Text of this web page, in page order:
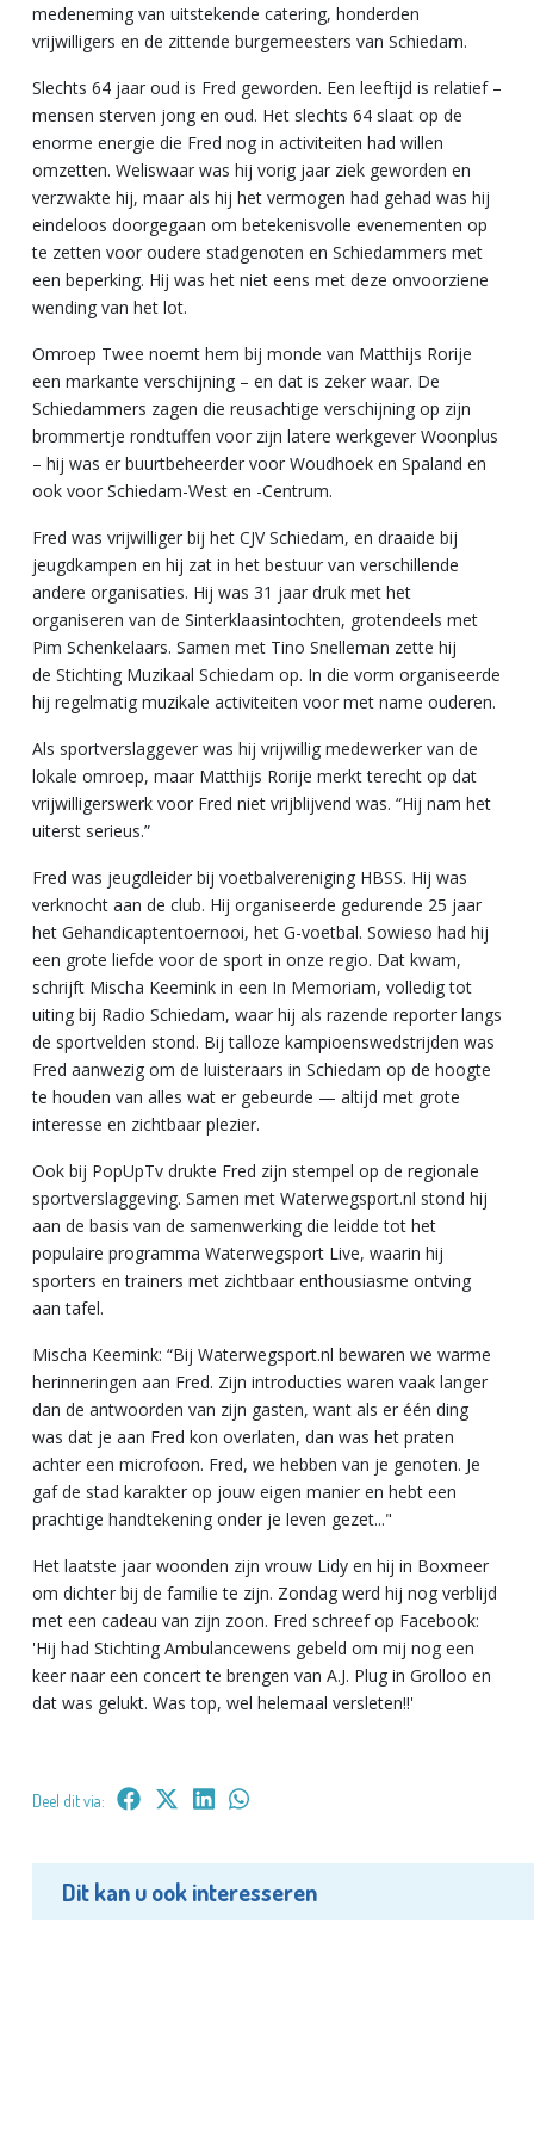
medeneming van uitstekende catering, honderden
vrijwilligers en de zittende burgemeesters van Schiedam.
Slechts 64 jaar oud is Fred geworden. Een leeftijd is relatief –
mensen sterven jong en oud. Het slechts 64 slaat op de
enorme energie die Fred nog in activiteiten had willen
omzetten. Weliswaar was hij vorig jaar ziek geworden en
verzwakte hij, maar als hij het vermogen had gehad was hij
eindeloos doorgegaan om betekenisvolle evenementen op
te zetten voor oudere stadgenoten en Schiedammers met
een beperking. Hij was het niet eens met deze onvoorziene
wending van het lot.
Omroep Twee noemt hem bij monde van Matthijs Rorije
een markante verschijning – en dat is zeker waar. De
Schiedammers zagen die reusachtige verschijning op zijn
brommertje rondtuffen voor zijn latere werkgever Woonplus
– hij was er buurtbeheerder voor Woudhoek en Spaland en
ook voor Schiedam-West en -Centrum.
Fred was vrijwilliger bij het CJV Schiedam, en draaide bij
jeugdkampen en hij zat in het bestuur van verschillende
andere organisaties. Hij was 31 jaar druk met het
organiseren van de Sinterklaasintochten, grotendeels met
Pim Schenkelaars. Samen met Tino Snelleman zette hij
de Stichting Muzikaal Schiedam op. In die vorm organiseerde
hij regelmatig muzikale activiteiten voor met name ouderen.
Als sportverslaggever was hij vrijwillig medewerker van de
lokale omroep, maar Matthijs Rorije merkt terecht op dat
vrijwilligerswerk voor Fred niet vrijblijvend was. “Hij nam het
uiterst serieus.”
Fred was jeugdleider bij voetbalvereniging HBSS. Hij was
verknocht aan de club. Hij organiseerde gedurende 25 jaar
het Gehandicaptentoernooi, het G-voetbal. Sowieso had hij
een grote liefde voor de sport in onze regio. Dat kwam,
schrijft Mischa Keemink in een In Memoriam, volledig tot
uiting bij Radio Schiedam, waar hij als razende reporter langs
de sportvelden stond. Bij talloze kampioenswedstrijden was
Fred aanwezig om de luisteraars in Schiedam op de hoogte
te houden van alles wat er gebeurde — altijd met grote
interesse en zichtbaar plezier.
Ook bij PopUpTv drukte Fred zijn stempel op de regionale
sportverslaggeving. Samen met Waterwegsport.nl stond hij
aan de basis van de samenwerking die leidde tot het
populaire programma Waterwegsport Live, waarin hij
sporters en trainers met zichtbaar enthousiasme ontving
aan tafel.
Mischa Keemink: “Bij Waterwegsport.nl bewaren we warme
herinneringen aan Fred. Zijn introducties waren vaak langer
dan de antwoorden van zijn gasten, want als er één ding
was dat je aan Fred kon overlaten, dan was het praten
achter een microfoon. Fred, we hebben van je genoten. Je
gaf de stad karakter op jouw eigen manier en hebt een
prachtige handtekening onder je leven gezet..."
Het laatste jaar woonden zijn vrouw Lidy en hij in Boxmeer
om dichter bij de familie te zijn. Zondag werd hij nog verblijd
met een cadeau van zijn zoon. Fred schreef op Facebook:
'Hij had Stichting Ambulancewens gebeld om mij nog een
keer naar een concert te brengen van A.J. Plug in Grolloo en
dat was gelukt. Was top, wel helemaal versleten!!'
Deel dit via:
Dit kan u ook interesseren